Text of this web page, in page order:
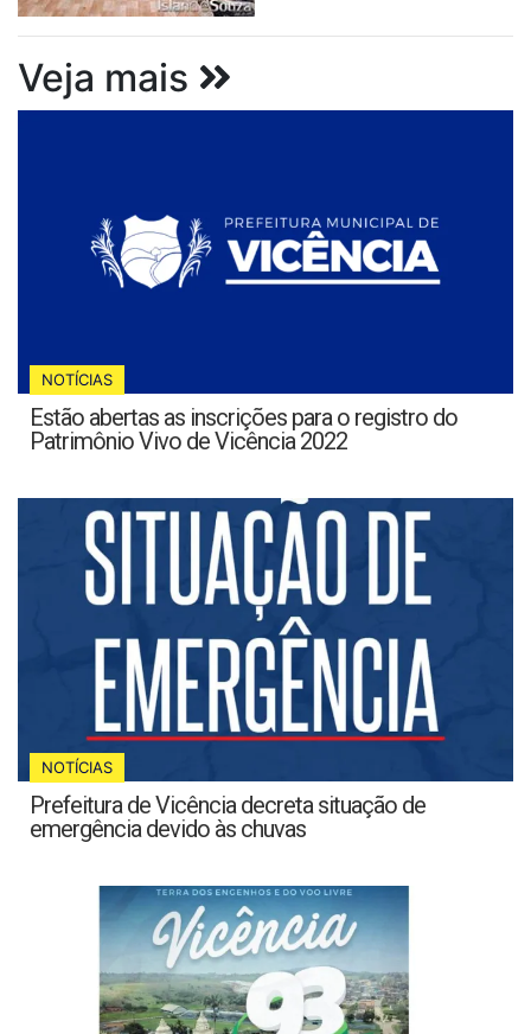
Veja mais
NOTÍCIAS
Estão abertas as inscrições para o registro do
Patrimônio Vivo de Vicência 2022
NOTÍCIAS
Prefeitura de Vicência decreta situação de
emergência devido às chuvas